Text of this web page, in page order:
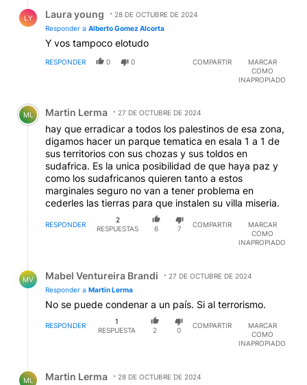
LY Laura young
28 DE OCTUBRE DE 2024
Responder a Alberto Gomez Alcorta
Y vos tampoco elotudo
RESPONDER 0 0 COMPARTIR
MARCAR
COMO
INAPROPIADO
Comentario de Martin Lerma.
ML Martin Lerma 27 DE OCTUBRE DE 2024
hay que erradicar a todos los palestinos de esa zona,
digamos hacer un parque tematica en esala 1 a 1 de
sus territorios con sus chozas y sus toldos en
sudafrica. Es la unica posibilidad de que haya paz y
como los sudafricanos quieren tanto a estos
marginales seguro no van a tener problema en
cederles las tierras para que instalen su villa miseria.
RESPONDER
2
RESPUESTAS
6 7
COMPARTIR
MARCAR
COMO
INAPROPIADO
MV Mabel Ventureira Brandi
27 DE OCTUBRE DE 2024
Responder a Martin Lerma
No se puede condenar a un país. Si al terrorismo.
RESPONDER
1
RESPUESTA
2 0
COMPARTIR
MARCAR
COMO
INAPROPIADO
ML Martin Lerma
28 DE OCTUBRE DE 2024